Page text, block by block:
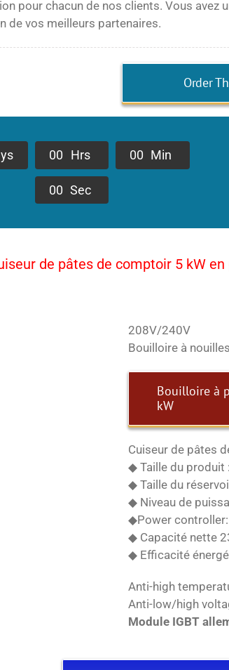
pour chacun de nos clients. Vous avez
de vos meilleurs partenaires.
Order
00 Hrs 00 Min
00 Sec
de pâtes de comptoir 5 kW
208V/240V
Bouilloire à
Bouilloire à
kW
Cuiseur de pâtes
◆ Taille du produit
◆ Taille du
◆ Niveau de
◆Power
◆ Capacité nette
◆ Efficacité
Anti-high
Anti-low/high
Module IGBT